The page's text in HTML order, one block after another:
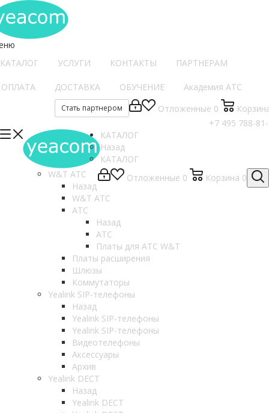
КАТАЛОГ
УСЛУГИ КОНТАКТЫ ПАРТНЕРАМ
ОПЛАТА ДОСТАВКА ОБУЧЕНИЕ
Академия АТС
Отложенные 0
Стать партнером
+7 495 788-
Отложенные 0 Корзина 0
КАТАЛОГ
Назад
КАТАЛОГ
W&T АТС
Назад
W&T АТС
АТС
Назад
АТС
Платы для АТС W&T
Платы расширения
Шлюзы
Коммутаторы
Yealink SIP-телефоны
Назад
Yealink SIP-телефоны
Yealink SIP-телефоны
Видеотелефоны
Аксессуары
Архив
Yealink DECT
Назад
Yealink DECT